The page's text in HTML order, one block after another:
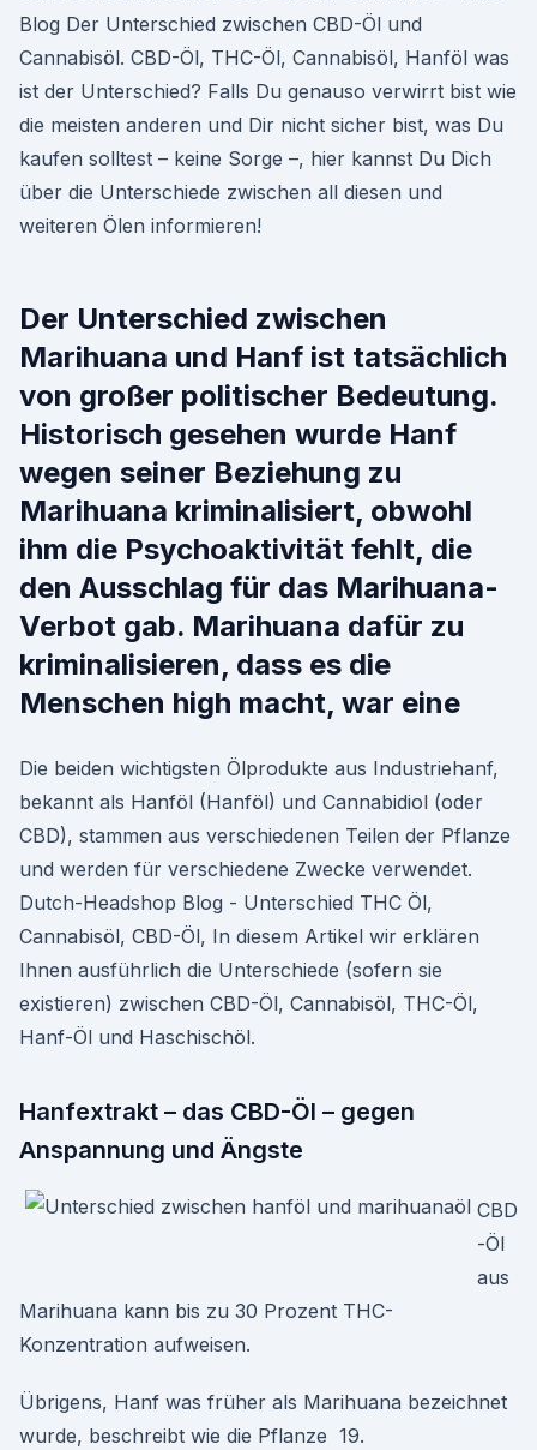
Blog Der Unterschied zwischen CBD-Öl und
Cannabisöl. CBD-Öl, THC-Öl, Cannabisöl, Hanföl was
ist der Unterschied? Falls Du genauso verwirrt bist wie
die meisten anderen und Dir nicht sicher bist, was Du
kaufen solltest – keine Sorge –, hier kannst Du Dich
über die Unterschiede zwischen all diesen und
weiteren Ölen informieren!
Der Unterschied zwischen
Marihuana und Hanf ist tatsächlich
von großer politischer Bedeutung.
Historisch gesehen wurde Hanf
wegen seiner Beziehung zu
Marihuana kriminalisiert, obwohl
ihm die Psychoaktivität fehlt, die
den Ausschlag für das Marihuana-
Verbot gab. Marihuana dafür zu
kriminalisieren, dass es die
Menschen high macht, war eine
Die beiden wichtigsten Ölprodukte aus Industriehanf,
bekannt als Hanföl (Hanföl) und Cannabidiol (oder
CBD), stammen aus verschiedenen Teilen der Pflanze
und werden für verschiedene Zwecke verwendet.
Dutch-Headshop Blog - Unterschied THC Öl,
Cannabisöl, CBD-Öl, In diesem Artikel wir erklären
Ihnen ausführlich die Unterschiede (sofern sie
existieren) zwischen CBD-Öl, Cannabisöl, THC-Öl,
Hanf-Öl und Haschischöl.
Hanfextrakt – das CBD-Öl – gegen
Anspannung und Ängste
CBD
-Öl
aus
Marihuana kann bis zu 30 Prozent THC-
Konzentration aufweisen.
Übrigens, Hanf was früher als Marihuana bezeichnet
wurde, beschreibt wie die Pflanze 19.